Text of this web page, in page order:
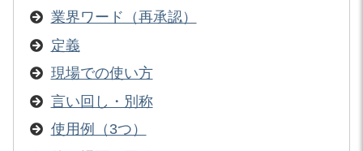
業界ワード（再承認）
定義
現場での使い方
言い回し・別称
使用例（3つ）